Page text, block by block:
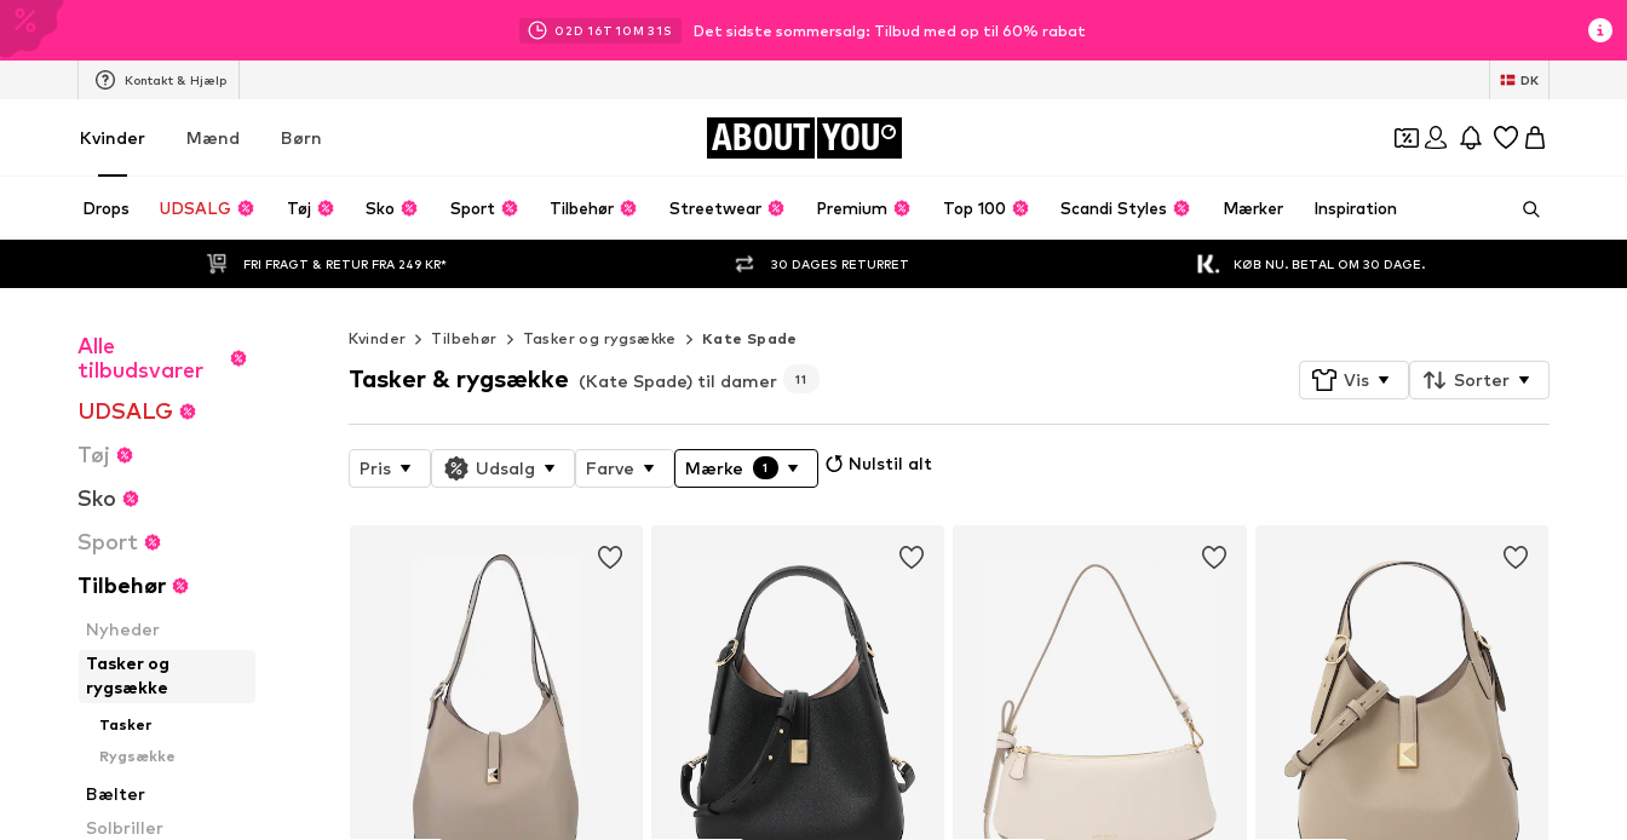
02D 16T 10M 30S Det sidste sommersalg: Tilbud med op til 60% rabat
Kontakt & Hjælp DK
Kvinder Mænd Børn ABOUT YOU
Drops UDSALG Tøj Sko Sport Tilbehør Streetwear Premium Top 100 Scandi Styles Mærker Inspiration
FRI FRAGT & RETUR FRA 249 KR* 30 DAGES RETURRET KØB NU. BETAL OM 30 DAGE.
Alle
tilbudsvarer
UDSALG
Tøj
Sko
Sport
Tilbehør
Nyheder
Tasker og
rygsække
Tasker
Rygsække
Bælter
Solbriller
Kvinder Tilbehør Tasker og rygsække Kate Spade
Tasker & rygsække (Kate Spade) til damer 11 Vis Sorter
Pris Udsalg Farve Mærke 1 Nulstil alt